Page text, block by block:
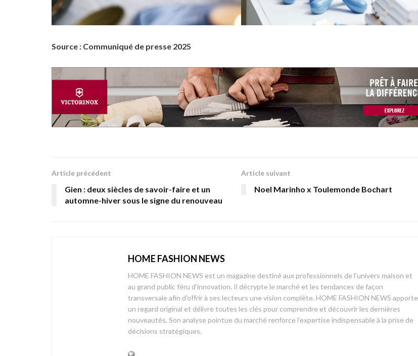
Source : Communiqué de presse 2025
Article précédent
Gien : deux siècles de savoir-faire et un
automne-hiver sous le signe du renouveau
Article suivant
Noel Marinho x Toulemonde Bochart
HOME FASHION NEWS
HOME FASHION NEWS est un magazine destiné aux professionnels de l’univers maison et
au grand public féru d’innovation. Il décrypte le marché et les tendances de façon
transversale afin d’offrir à ses lecteurs une vision complète. HOME FASHION NEWS apporte
un regard original et délivre toutes les clés pour comprendre et découvrir les dernières
nouveautés. Son analyse pointue du marché renforce l’expertise indispensable à la prise de
décisions stratégiques.